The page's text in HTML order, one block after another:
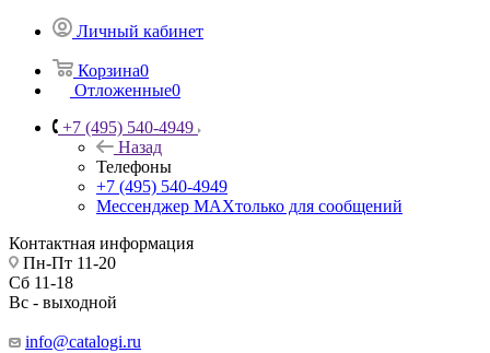
Личный кабинет
Корзина0
Отложенные0
+7 (495) 540-4949
Назад
Телефоны
+7 (495) 540-4949
Мессенджер МАХтолько для сообщений
Контактная информация
Пн-Пт 11-20
Сб 11-18
Вс - выходной
info@catalogi.ru